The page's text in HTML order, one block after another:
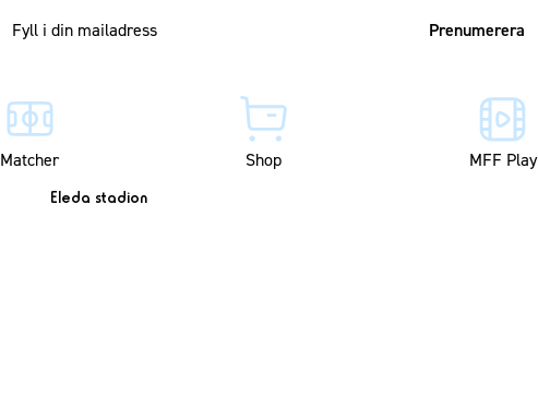
Matcher Shop MFF Play
Eleda stadion